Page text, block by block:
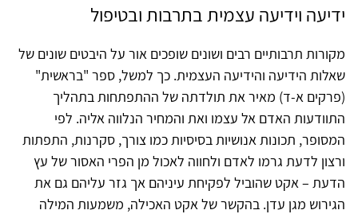
ידיעה וידיעה עצמית בתרבות ובטיפול
מקורות תרבותיים רבים ושונים שופכים אור על היבטים שונים של
שאלות הידיעה והידיעה העצמית. כך למשל, ספר "בראשית"
(פרקים א-ד) מאיר את תולדתה של ההתפתחות בתהליך
התוודעות האדם אל עצמו ואת והמחיר הנלווה אליה. לפי
המסופר, תכונות אנושיות בסיסיות כמו צורך, סקרנות, התפתות
ורצון לדעת גרמו לאדם ולחווה לאכול מן הפרי האסור של עץ
הדעת – אקט שהוביל לפקיחת עיניהם אך גזר עליהם גם את
הגירוש מגן עדן. בהקשר של אקט האכילה, משמעות המילה